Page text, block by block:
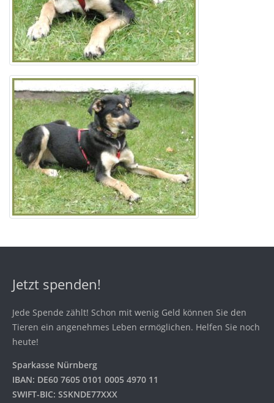
Jetzt spenden!
Jede Spende zählt! Schon mit wenig Geld können Sie den
Tieren ein angenehmes Leben ermöglichen. Helfen Sie noch
heute!
Sparkasse Nürnberg
IBAN: DE60 7605 0101 0005 4970 11
SWIFT-BIC: SSKNDE77XXX